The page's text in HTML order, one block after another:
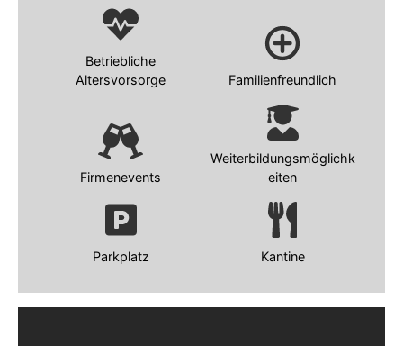
Betriebliche
Altersvorsorge
Familienfreundlich
Firmenevents
Weiterbildungsmöglichk
eiten
Parkplatz Kantine